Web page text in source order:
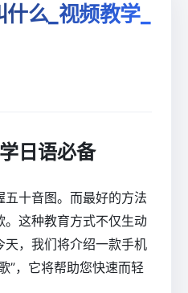
么_视频教学_
日语必备
十音图。而最好的方法
。这种教育方式不仅生动
，我们将介绍一款手机
”，它将帮助您快速而轻